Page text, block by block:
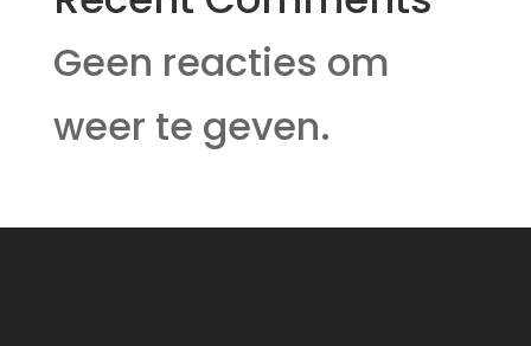
Geen reacties om
weer te geven.